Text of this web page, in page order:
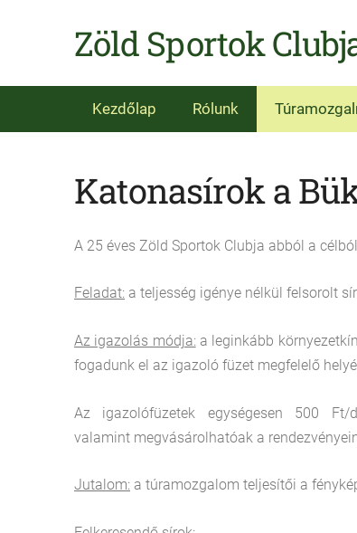
Zöld Sportok
Kezdőlap Rólunk
Katonasírok a
A 25 éves Zöld Sportok Clubja abból a
Feladat: a teljesség igénye nélkül felsorolt
Az igazolás módja:a leginkább
fogadunk el az igazoló füzet megfelelő
Az igazolófüzetek egységesen 500
valamint megvásárolhatóak a
Jutalom: a túramozgalom teljesítői a